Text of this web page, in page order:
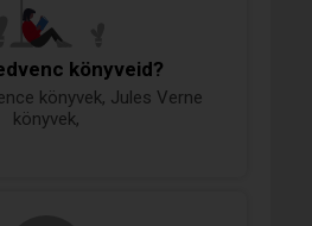
könyveid?
könyvek, Jules Verne
könyvek,